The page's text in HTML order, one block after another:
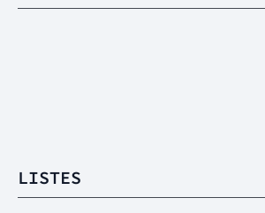
LISTES